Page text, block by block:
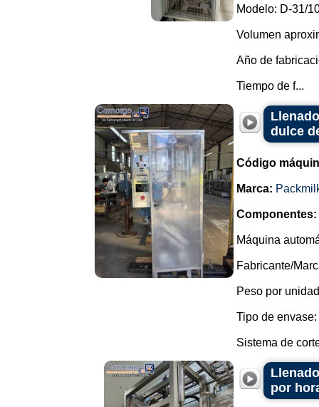
Modelo: D-31/
Volumen
Año de
Tiempo de f...
dulce
Código
Marca:
Componentes:
Máquina
Fabricante/
Peso por
Tipo de
Sistema de
por